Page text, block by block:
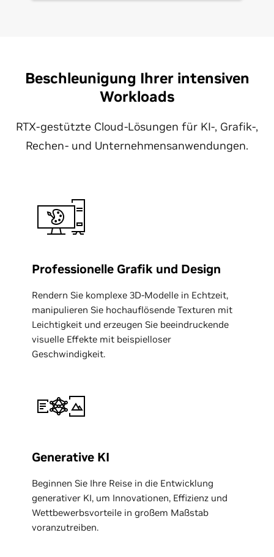
Beschleunigung Ihrer intensiven
Workloads
RTX-gestützte Cloud-Lösungen für KI-, Grafik-,
Rechen- und Unternehmensanwendungen.
Professionelle Grafik und Design
Rendern Sie komplexe 3D-Modelle in Echtzeit,
manipulieren Sie hochauflösende Texturen mit
Leichtigkeit und erzeugen Sie beeindruckende
visuelle Effekte mit beispielloser
Geschwindigkeit.
Generative KI
Beginnen Sie Ihre Reise in die Entwicklung
generativer KI, um Innovationen, Effizienz und
Wettbewerbsvorteile in großem Maßstab
voranzutreiben.